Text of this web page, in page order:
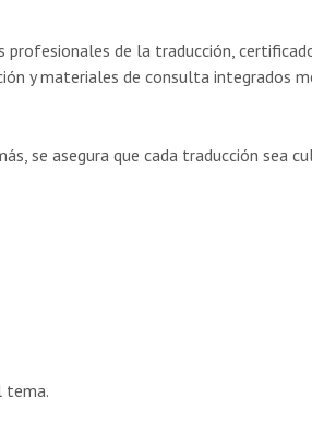
de la traducción,
y materiales de consulta integrados
se asegura que cada traducción sea
tema.